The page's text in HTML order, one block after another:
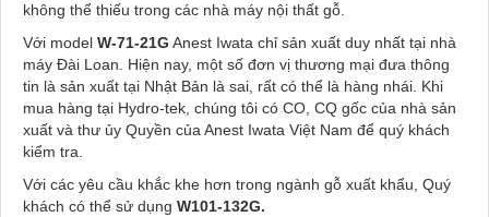
không thể thiếu trong các nhà máy nội thất gỗ.
Với model W-71-21G Anest Iwata chỉ sản xuất duy nhất tại nhà
máy Đài Loan. Hiện nay, một số đơn vị thương mại đưa thông
tin là sản xuất tại Nhật Bản là sai, rất có thể là hàng nhái. Khi
mua hàng tại Hydro-tek, chúng tôi có CO, CQ gốc của nhà sản
xuất và thư ủy Quyền của Anest Iwata Việt Nam để quý khách
kiểm tra.
Với các yêu cầu khắc khe hơn trong ngành gỗ xuất khẩu, Quý
khách có thể sử dụng W101-132G.